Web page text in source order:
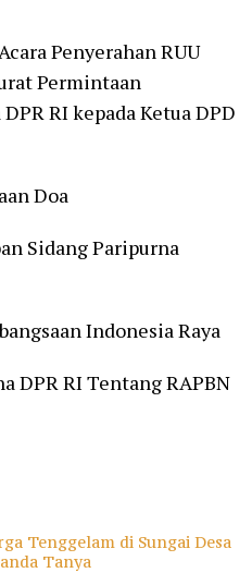
Penyerahan RUU
Permintaan
RI kepada Ketua DPD
Doa
Sidang Paripurna
Indonesia Raya
DPR RI Tentang RAPBN
Tenggelam di Sungai Desa
Tanya